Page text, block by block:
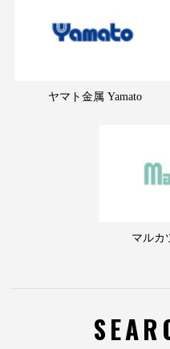
ヤマト金属 Yamato
マルカ